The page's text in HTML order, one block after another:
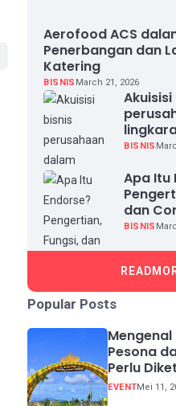
Aerofood ACS
Penerbangan dan
Katering
BISNIS March 21, 2026
BISNIS
Apa Itu
dan
Dunia
BISNIS
Popular Posts
Pesona
Perlu
EVENTMei 11,